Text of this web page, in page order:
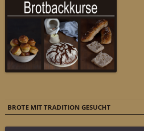
BROTE MIT TRADITION GESUCHT